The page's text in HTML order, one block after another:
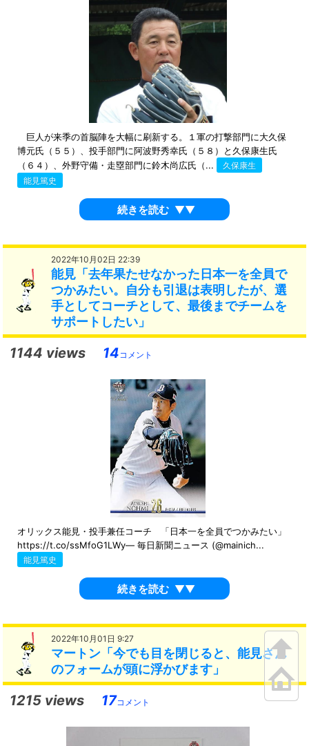
巨人が来季の首脳陣を大幅に刷新する。１軍の打撃部門に大久保
博元氏（５５）、投手部門に阿波野秀幸氏（５８）と久保康生氏
（６４）、外野守備・走塁部門に鈴木尚広氏（...
久保康生
能見篤史
続きを読む ▼▼
2022年10月02日 22:39
能見「去年果たせなかった日本一を全員で
つかみたい。自分も引退は表明したが、選
手としてコーチとして、最後までチームを
サポートしたい」
1144 views 14コメント
オリックス能見・投手兼任コーチ 「日本一を全員でつかみたい」
https://t.co/ssMfoG1LWy— 毎日新聞ニュース (@mainich...
能見篤史
続きを読む ▼▼
2022年10月01日 9:27
マートン「今でも目を閉じると、能見さん
のフォームが頭に浮かびます」
1215 views 17コメント